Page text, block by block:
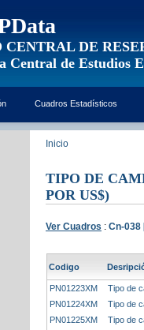
CENTRAL DE
Central de Estudios
Cuadros Estadísticos
Inicio
TIPO DE
POR US$)
Ver Cuadros : Cn-038
Codigo
PN01223XM
Tipo de
PN01224XM
Tipo de
PN01225XM
Tipo de